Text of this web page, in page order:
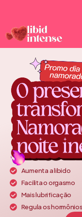
Aumenta a libido
Facilita o orgasmo
Mais lubrificação
Regula os hormônios